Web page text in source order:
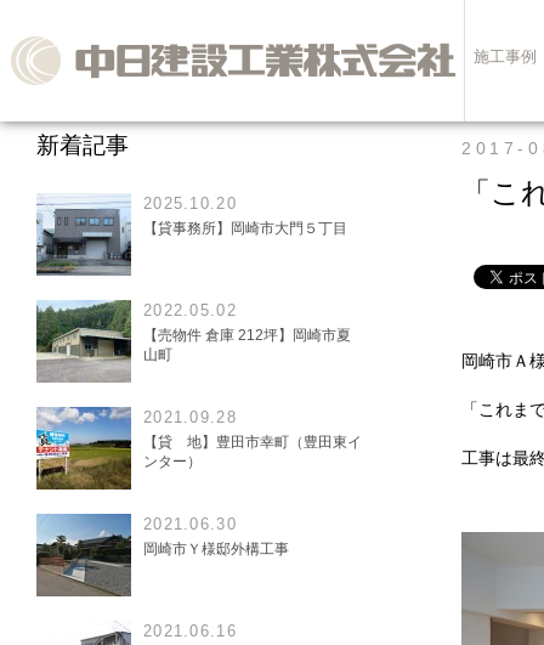
2017-
「
岡崎市Ａ
「これま
工事は最
新着記事
2025.10.20
【貸事務所】岡崎市大門５丁目
2022.05.02
【売物件 倉庫 212坪】岡崎市夏
山町
2021.09.28
【貸 地】豊田市幸町（豊田東イ
ンター）
2021.06.30
岡崎市Ｙ様邸外構工事
2021.06.16
施工事例